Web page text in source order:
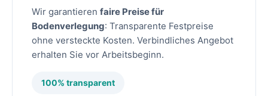
Wir garantieren faire Preise für
Bodenverlegung: Transparente Festpreise
ohne versteckte Kosten. Verbindliches Angebot
erhalten Sie vor Arbeitsbeginn.
100% transparent